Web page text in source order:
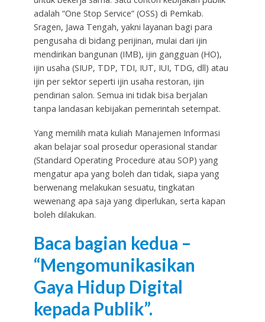
adalah “One Stop Service” (OSS) di Pemkab.
Sragen, Jawa Tengah, yakni layanan bagi para
pengusaha di bidang perijinan, mulai dari ijin
mendirikan bangunan (IMB), ijin gangguan (HO),
ijin usaha (SIUP, TDP, TDI, IUT, IUI, TDG, dll) atau
ijin per sektor seperti ijin usaha restoran, ijin
pendirian salon. Semua ini tidak bisa berjalan
tanpa landasan kebijakan pemerintah setempat.
Yang memilih mata kuliah Manajemen Informasi
akan belajar soal prosedur operasional standar
(Standard Operating Procedure atau SOP) yang
mengatur apa yang boleh dan tidak, siapa yang
berwenang melakukan sesuatu, tingkatan
wewenang apa saja yang diperlukan, serta kapan
boleh dilakukan.
Baca bagian kedua –
“Mengomunikasikan
Gaya Hidup Digital
kepada Publik”.